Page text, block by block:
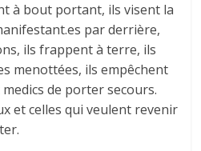
à bout portant, ils visent la
par derrière,
ils frappent à terre, ils
menottées, ils empêchent
de porter secours.
et celles qui veulent revenir